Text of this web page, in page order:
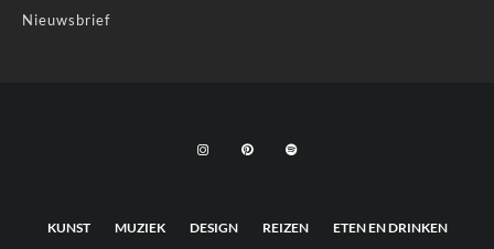
Nieuwsbrief
KUNST MUZIEK DESIGN REIZEN ETEN EN DRINKEN